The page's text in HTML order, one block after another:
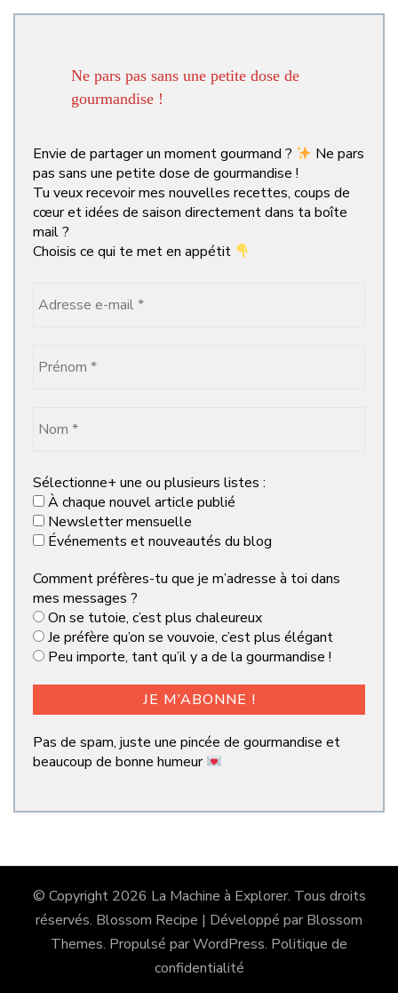
Ne pars pas sans une petite dose de
gourmandise !
Envie de partager un moment gourmand ?
Ne pars
pas sans une petite dose de gourmandise !
Tu veux recevoir mes nouvelles recettes, coups de
cœur et idées de saison directement dans ta boîte
mail ?
Choisis ce qui te met en appétit
Sélectionne+ une ou plusieurs listes :
À chaque nouvel article publié
Newsletter mensuelle
Événements et nouveautés du blog
Comment préfères-tu que je m’adresse à toi dans
mes messages ?
On se tutoie, c’est plus chaleureux
Je préfère qu’on se vouvoie, c’est plus élégant
Peu importe, tant qu’il y a de la gourmandise !
Pas de spam, juste une pincée de gourmandise et
beaucoup de bonne humeur
© Copyright 2026 La Machine à Explorer. Tous droits
réservés. Blossom Recipe | Développé par Blossom
Themes. Propulsé parWordPress. Politique de
confidentialité